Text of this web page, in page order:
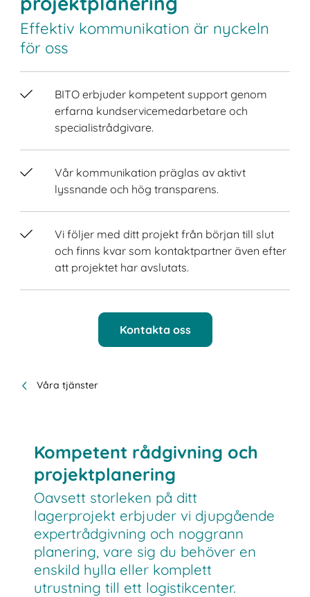
Effektiv kommunikation är nyckeln
för oss
BITO erbjuder kompetent support genom
erfarna kundservicemedarbetare och
specialistrådgivare.
Vår kommunikation präglas av aktivt
lyssnande och hög transparens.
Vi följer med ditt projekt från början till slut
och finns kvar som kontaktpartner även efter
att projektet har avslutats.
Kontakta oss
Våra tjänster
Kompetent rådgivning och
projektplanering
Oavsett storleken på ditt
lagerprojekt erbjuder vi djupgående
expertrådgivning och noggrann
planering, vare sig du behöver en
enskild hylla eller komplett
utrustning till ett logistikcenter.